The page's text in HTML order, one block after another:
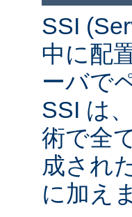
SSI
中に配
ーバで
SSI は
術で全
成され
に加え